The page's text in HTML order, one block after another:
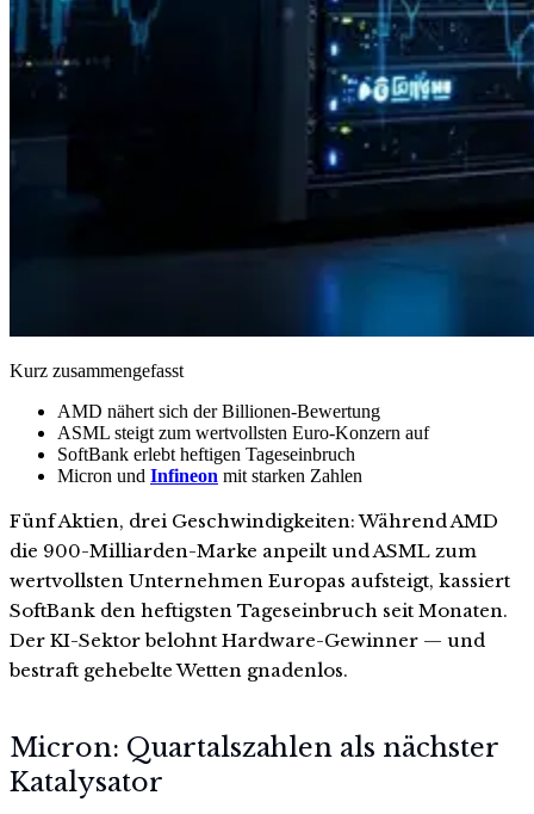
Kurz zusammengefasst
AMD nähert sich der Billionen-Bewertung
ASML steigt zum wertvollsten Euro-Konzern auf
SoftBank erlebt heftigen Tageseinbruch
Micron und Infineon mit starken Zahlen
Fünf Aktien, drei Geschwindigkeiten: Während AMD
die 900-Milliarden-Marke anpeilt und ASML zum
wertvollsten Unternehmen Europas aufsteigt, kassiert
SoftBank den heftigsten Tageseinbruch seit Monaten.
Der KI-Sektor belohnt Hardware-Gewinner — und
bestraft gehebelte Wetten gnadenlos.
Micron: Quartalszahlen als nächster
Katalysator